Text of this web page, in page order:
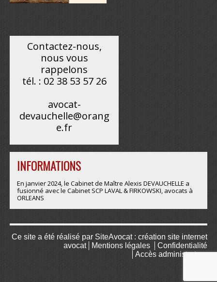
Contactez-nous,
nous vous
rappelons
tél. : 02 38 53 57 26
avocat-
devauchelle@orang
e.fr
INFORMATIONS
En janvier 2024, le Cabinet de Maître Alexis DEVAUCHELLE a
fusionné avec le Cabinet SCP LAVAL & FIRKOWSKI, avocats à
ORLEANS
Ce site a été réalisé par SiteAvocat : création site internet
avocat
Mentions légales
Confidentialité
Accès administrateur